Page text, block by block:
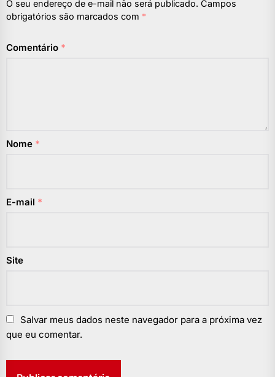
O seu endereço de e-mail não será publicado. Campos
obrigatórios são marcados com *
Comentário *
Nome *
E-mail *
Site
Salvar meus dados neste navegador para a próxima vez
que eu comentar.